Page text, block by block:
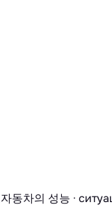
동차의 성능 ·